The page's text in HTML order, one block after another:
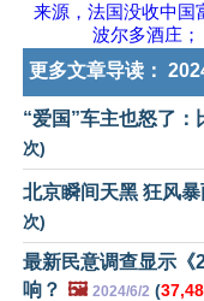
来源，法国没收中国
波尔多酒庄；
更多文章导读：
“爱国”车主也怒了：
次)
北京瞬间天黑 狂风暴
次)
最新民意调查显示《
响？ 🖼️ 2024/6/2 (